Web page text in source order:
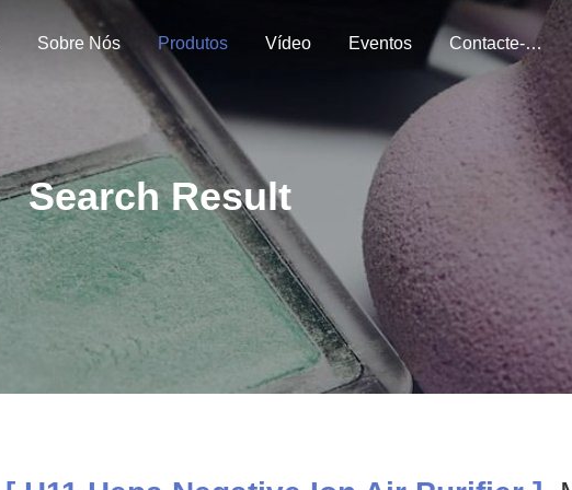
Sobre Nós Produtos Vídeo Eventos Contacte-Nos
Search Result